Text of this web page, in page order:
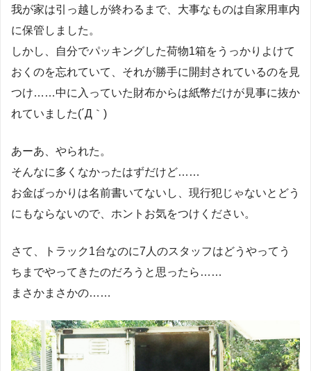
我が家は引っ越しが終わるまで、大事なものは自家用車内
に保管しました。
しかし、自分でパッキングした荷物1箱をうっかりよけて
おくのを忘れていて、それが勝手に開封されているのを見
つけ……中に入っていた財布からは紙幣だけが見事に抜か
れていました(´Д｀)
あーあ、やられた。
そんなに多くなかったはずだけど……
お金ばっかりは名前書いてないし、現行犯じゃないとどう
にもならないので、ホントお気をつけください。
さて、トラック1台なのに7人のスタッフはどうやってう
ちまでやってきたのだろうと思ったら……
まさかまさかの……